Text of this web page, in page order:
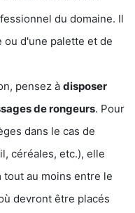
du domaine. Il
ou d'une palette et de
pensez à disposer
de rongeurs. Pour
dans le cas de
céréales, etc.), elle
tout au moins entre le
devront être placés